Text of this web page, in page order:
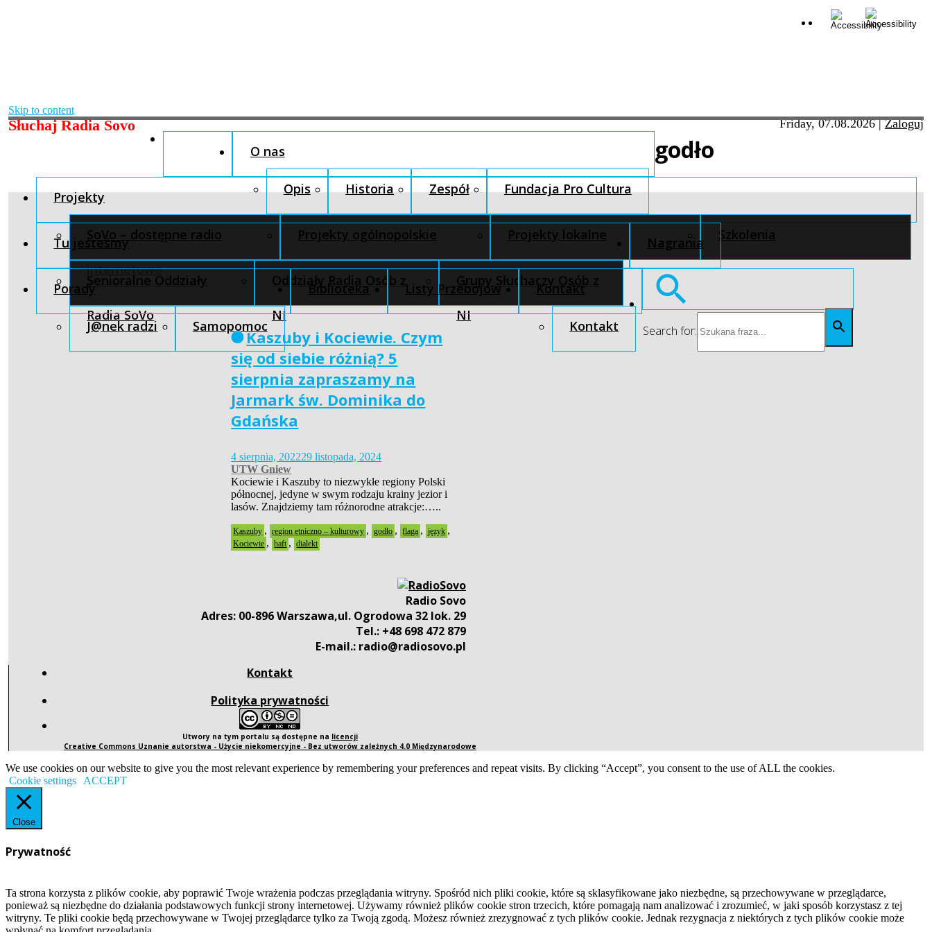
Skip to content
Słuchaj Radia Sovo Friday, 07.08.2026|Zaloguj
O nas
Opis Historia Zespół Fundacja Pro Cultura
Projekty
SoVo – dostępne radio
internetowe
Projekty ogólnopolskie Projekty lokalne Szkolenia
Tu jesteśmy
Senioralne Oddziały
Radia SoVo
Oddziały Radia Osób z
NI
Grupy Słuchaczy Osób z
NI
Nagrania
Porady
J@nek radzi Samopomoc
Biblioteka Listy Przebojów Kontakt
Kontakt Search for:
godło
Kaszuby i Kociewie. Czym
się od siebie różnią? 5
sierpnia zapraszamy na
Jarmark św. Dominika do
Gdańska
4 sierpnia, 202229 listopada, 2024
UTW Gniew
Kociewie i Kaszuby to niezwykłe regiony Polski
północnej, jedyne w swym rodzaju krainy jezior i
lasów. Znajdziemy tam różnorodne atrakcje:…..
Kaszuby , region etniczno – kulturowy , godło , flaga , język ,
Kociewie , haft , dialekt
Radio Sovo
Adres: 00-896 Warszawa,ul. Ogrodowa 32 lok. 29
Tel.: +48 698 472 879
E-mail.: radio@radiosovo.pl
Kontakt
Polityka prywatności
Utwory na tym portalu są dostępne na licencji
Creative Commons Uznanie autorstwa - Użycie niekomercyjne - Bez utworów zależnych 4.0 Międzynarodowe
We use cookies on our website to give you the most relevant experience by remembering your preferences and repeat visits. By clicking “Accept”, you consent to the use of ALL the cookies.
Cookie settings
ACCEPT
Close
Prywatność
Ta strona korzysta z plików cookie, aby poprawić Twoje wrażenia podczas przeglądania witryny. Spośród nich pliki cookie, które są sklasyfikowane jako niezbędne, są przechowywane w przeglądarce,
ponieważ są niezbędne do działania podstawowych funkcji strony internetowej. Używamy również plików cookie stron trzecich, które pomagają nam analizować i zrozumieć, w jaki sposób korzystasz z tej
witryny. Te pliki cookie będą przechowywane w Twojej przeglądarce tylko za Twoją zgodą. Możesz również zrezygnować z tych plików cookie. Jednak rezygnacja z niektórych z tych plików cookie może